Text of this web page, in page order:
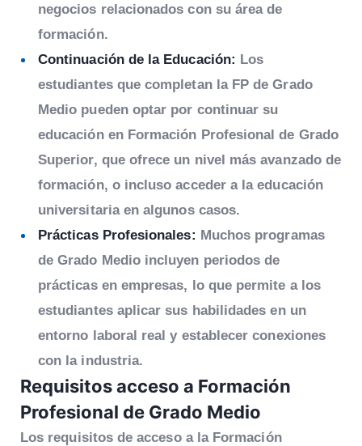
negocios relacionados con su área de
formación.
Continuación de la Educación: Los
estudiantes que completan la FP de Grado
Medio pueden optar por continuar su
educación en Formación Profesional de Grado
Superior, que ofrece un nivel más avanzado de
formación, o incluso acceder a la educación
universitaria en algunos casos.
Prácticas Profesionales: Muchos programas
de Grado Medio incluyen periodos de
prácticas en empresas, lo que permite a los
estudiantes aplicar sus habilidades en un
entorno laboral real y establecer conexiones
con la industria.
Requisitos acceso a Formación
Profesional de Grado Medio
Los requisitos de acceso a la Formación